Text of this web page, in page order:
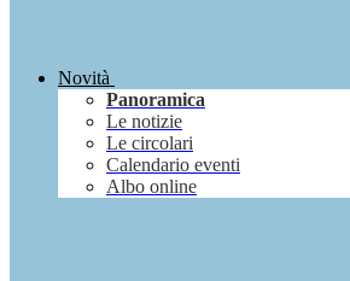
Novità
Panoramica
Le notizie
Le circolari
Calendario eventi
Albo online